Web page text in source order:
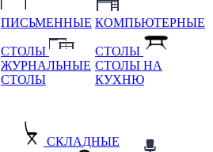
ПИСЬМЕННЫЕ
СТОЛЫ
ЖУРНАЛЬНЫЕ
СТОЛЫ
КОМПЬЮТЕРНЫЕ
СТОЛЫ
СТОЛЫ НА
КУХНЮ
СКЛАДНЫЕ